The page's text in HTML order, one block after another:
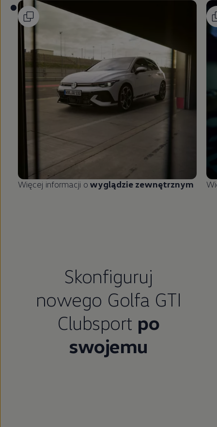
Więcej informacji o wyglądzie zewnętrznym
Skonfiguruj
nowego Golfa GTI
Clubsport po
swojemu